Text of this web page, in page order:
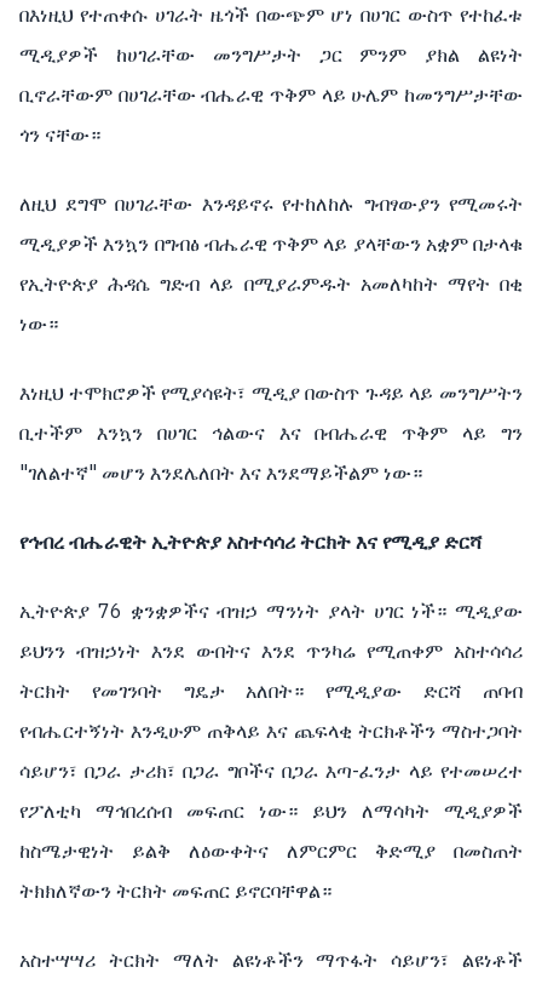
በእነዚህ የተጠቀሱ ሀገራት ዜጎች በውጭም ሆነ በሀገር ውስጥ የተከፈቱ
ሚዲያዎች ከሀገራቸው መንግሥታት ጋር ምንም ያክል ልዩነት
ቢኖራቸውም በሀገራቸው ብሔራዊ ጥቅም ላይ ሁሌም ከመንግሥታቸው
ጎን ናቸው።
ለዚህ ደግሞ በሀገራቸው እንዳይኖሩ የተከለከሉ ግብፃውያን የሚመሩት
ሚዲያዎች እንኳን በግብፅ ብሔራዊ ጥቅም ላይ ያላቸውን አቋም በታላቁ
የኢትዮጵያ ሕዳሴ ግድብ ላይ በሚያራምዱት አመለካከት ማየት በቂ
ነው።
እነዚህ ተሞክሮዎች የሚያሳዩት፣ ሚዲያ በውስጥ ጉዳይ ላይ መንግሥትን
ቢተችም እንኳን በሀገር ኅልውና እና በብሔራዊ ጥቅም ላይ ግን
"ገለልተኛ" መሆን እንደሌለበት እና እንደማይችልም ነው።
የኅብረ ብሔራዊት ኢትዮጵያ አስተሳሳሪ ትርክት እና የሚዲያ ድርሻ
ኢትዮጵያ 76 ቋንቋዎችና ብዝኃ ማንነት ያላት ሀገር ነች። ሚዲያው
ይህንን ብዝኃነት እንደ ውበትና እንደ ጥንካሬ የሚጠቀም አስተሳሳሪ
ትርክት የመገንባት ግዴታ አለበት። የሚዲያው ድርሻ ጠባብ
የብሔርተኝነት እንዲሁም ጠቅላይ እና ጨፍላቂ ትርክቶችን ማስተጋባት
ሳይሆን፣ በጋራ ታሪክ፣ በጋራ ግቦችና በጋራ እጣ-ፈንታ ላይ የተመሠረተ
የፖለቲካ ማኅበረሰብ መፍጠር ነው። ይህን ለማሳካት ሚዲያዎች
ከስሜታዊነት ይልቅ ለዕውቀትና ለምርምር ቅድሚያ በመስጠት
ትክክለኛውን ትርክት መፍጠር ይኖርባቸዋል።
አስተሣሣሪ ትርክት ማለት ልዩነቶችን ማጥፋት ሳይሆን፣ ልዩነቶች